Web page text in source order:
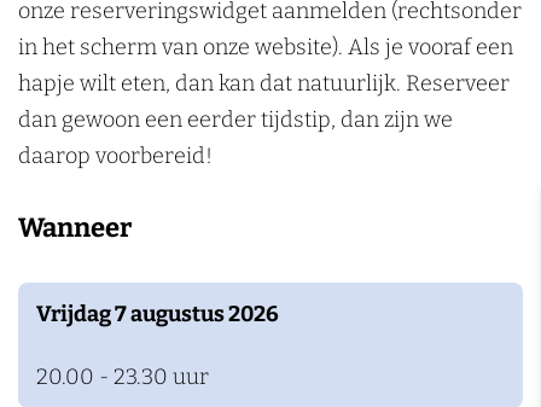
e
n
onze reserveringswidget aanmelden (rechtsonder
in het scherm van onze website). Als je vooraf een
hapje wilt eten, dan kan dat natuurlijk. Reserveer
dan gewoon een eerder tijdstip, dan zijn we
daarop voorbereid!
Wanneer
Vrijdag 7 augustus 2026
20.00 - 23.30 uur